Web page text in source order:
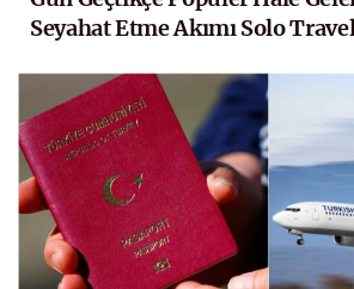
Seyahat Etme Akımı Solo